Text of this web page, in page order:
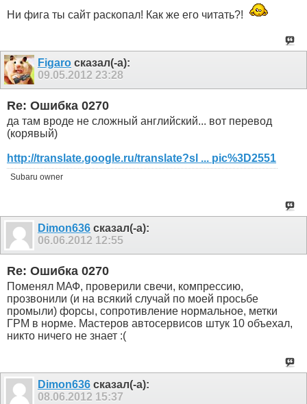
Ни фига ты сайт раскопал! Как же его читать?!
Figaro сказал(-а):
09.05.2012 23:28
Re: Ошибка 0270
да там вроде не сложный английский... вот перевод
(корявый)
http://translate.google.ru/translate?sl ... pic%3D2551
Subaru owner
Dimon636 сказал(-а):
06.06.2012 12:55
Re: Ошибка 0270
Поменял МАФ, проверили свечи, компрессию,
прозвонили (и на всякий случай по моей просьбе
промыли) форсы, сопротивление нормальное, метки
ГРМ в норме. Мастеров автосервисов штук 10 объехал,
никто ничего не знает :(
Dimon636 сказал(-а):
08.06.2012 15:37